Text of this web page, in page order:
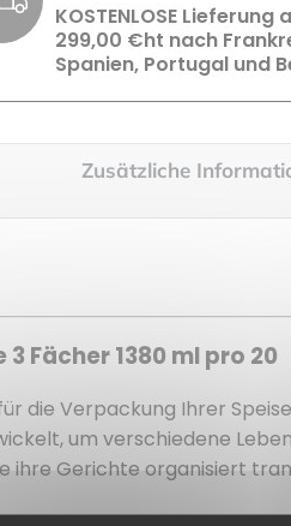
KOSTENLOSE Lieferung
299,00 €ht nach
Spanien, Portugal und
Zusätzliche
Fächer 1380 ml pro 20
die Verpackung Ihrer
um verschiedene
ihre Gerichte organisiert